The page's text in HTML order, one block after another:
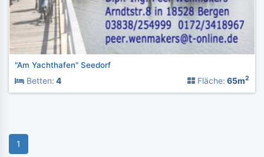
"Am Yachthafen" Seedorf
Betten: 4 Fläche: 65m2
1